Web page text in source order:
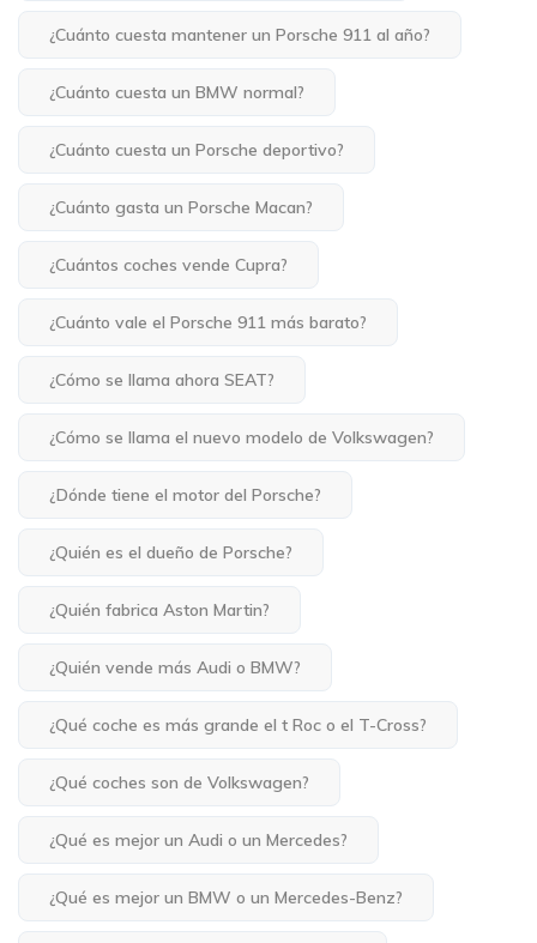
¿Cuánto cuesta mantener un Porsche 911 al año?
¿Cuánto cuesta un BMW normal?
¿Cuánto cuesta un Porsche deportivo?
¿Cuánto gasta un Porsche Macan?
¿Cuántos coches vende Cupra?
¿Cuánto vale el Porsche 911 más barato?
¿Cómo se llama ahora SEAT?
¿Cómo se llama el nuevo modelo de Volkswagen?
¿Dónde tiene el motor del Porsche?
¿Quién es el dueño de Porsche?
¿Quién fabrica Aston Martin?
¿Quién vende más Audi o BMW?
¿Qué coche es más grande el t Roc o el T-Cross?
¿Qué coches son de Volkswagen?
¿Qué es mejor un Audi o un Mercedes?
¿Qué es mejor un BMW o un Mercedes-Benz?